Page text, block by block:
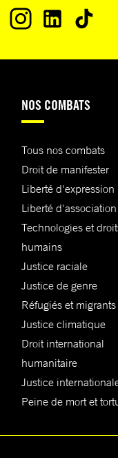
NOS COMBATS
Tous nos combats
Droit de manifester
Liberté d'expression
Liberté d'association
Technologies et
humains
Justice raciale
Justice de genre
Réfugiés et migrants
Justice climatique
Droit international
humanitaire
Justice
Peine de mort et